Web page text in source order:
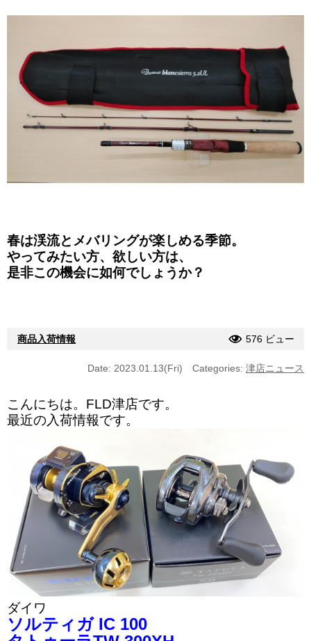
春は渓流とメバリングが楽しめる季節。
やってみたい方、欲しい方は、
是非この機会に如何でしょうか？
商品入荷情報 576 ビュー
Date: 2023.01.13(Fri) Categories: 津店ニュース
こんにちは。FLD津店です。
最近の入荷情報です。
ダイワ
ソルティガ IC 100